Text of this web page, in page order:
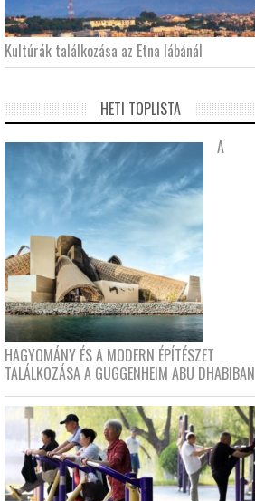
Kultúrák találkozása az Etna lábánál
HETI TOPLISTA
A
HAGYOMÁNY ÉS A MODERN ÉPÍTÉSZET
TALÁLKOZÁSA A GUGGENHEIM ABU DHABIBAN